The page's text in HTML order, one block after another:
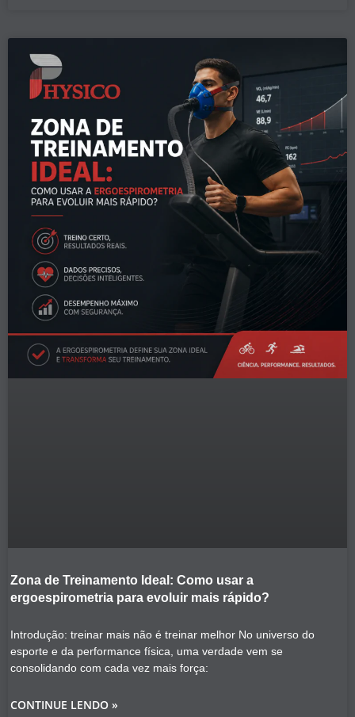
Zona de Treinamento Ideal: Como usar a
ergoespirometria para evoluir mais rápido?
Introdução: treinar mais não é treinar melhor No universo do
esporte e da performance física, uma verdade vem se
consolidando com cada vez mais força:
CONTINUE LENDO »